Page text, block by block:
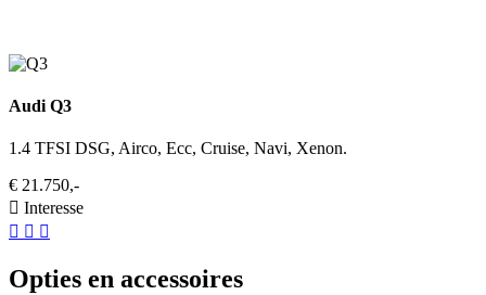
Audi Q3
1.4 TFSI DSG, Airco, Ecc, Cruise, Navi, Xenon.
€ 21.750,-
Interesse
Opties en accessoires